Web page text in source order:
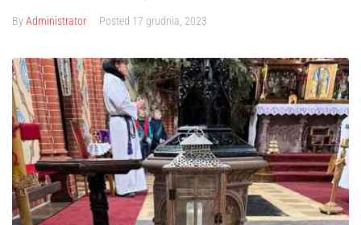
ByAdministrator Posted 17 grudnia, 2023